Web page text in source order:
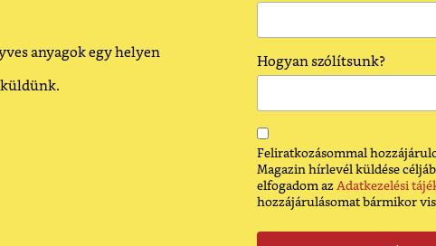
anyagok egy helyen
Hogyan szólítsunk?
Feliratkozásommal
Magazin hírlevél küldése
elfogadom az Adatkezelési
hozzájárulásomat bármikor